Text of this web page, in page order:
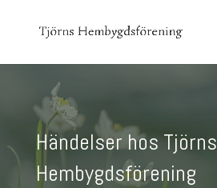
Händelser hos Tjörns
Hembygdsförening